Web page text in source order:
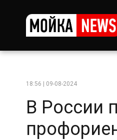
18:56 | 09-08-2024
В России